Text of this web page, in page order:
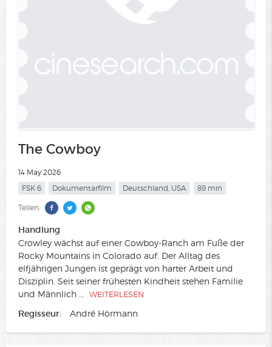
The Cowboy
14 May 2026
FSK 6
Dokumentarfilm Deutschland, USA 89 min
Teilen:
Handlung
Crowley wächst auf einer Cowboy-Ranch am Fuße der
Rocky Mountains in Colorado auf. Der Alltag des
elfjährigen Jungen ist geprägt von harter Arbeit und
Disziplin. Seit seiner frühesten Kindheit stehen Familie
und Männlich
WEITERLESEN
Regisseur: André Hörmann